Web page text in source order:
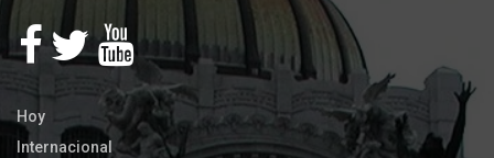
Hoy
Internacional